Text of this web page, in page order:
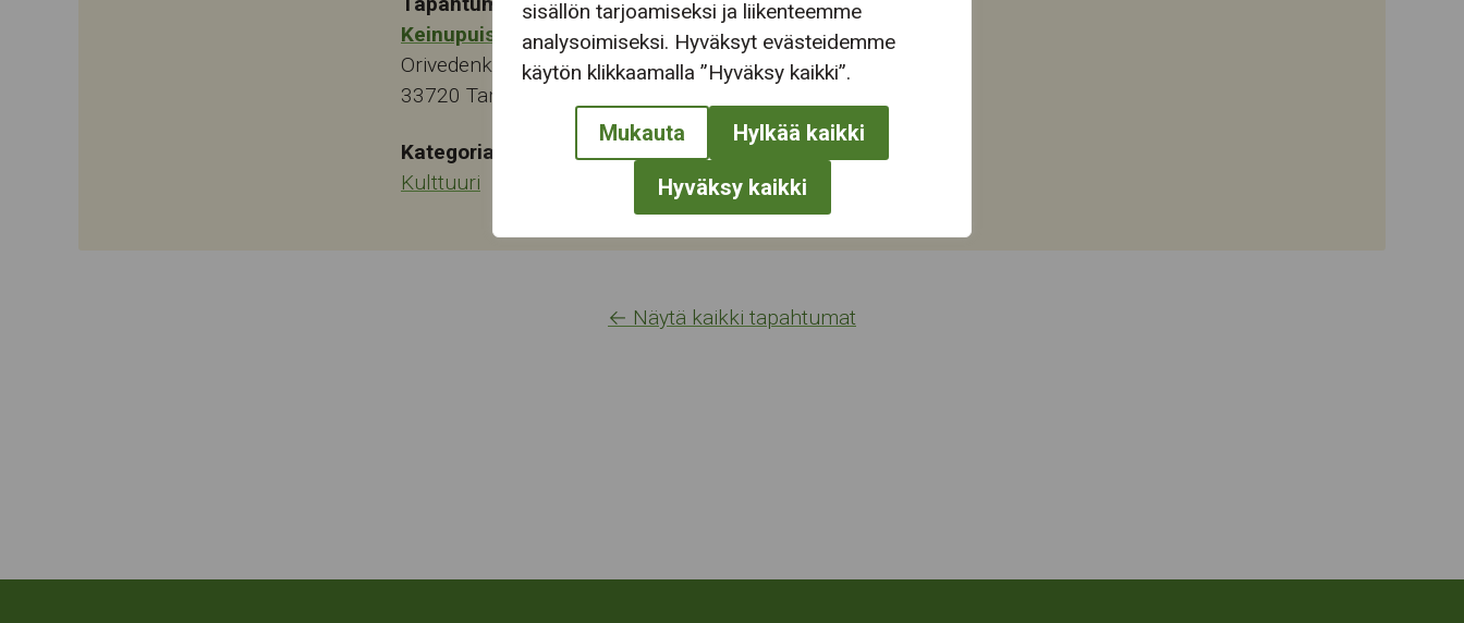
sisällön tarjoamiseksi ja liikenteemme
analysoimiseksi. Hyväksyt evästeidemme
käytön klikkaamalla ”Hyväksy kaikki”.
Mukauta Hylkää kaikki
Hyväksy kaikki
Keinupuistokeskus
Orivedenkatu 28
33720 Tampere
Kategoriat:
Kulttuuri
← Näytä kaikki tapahtumat